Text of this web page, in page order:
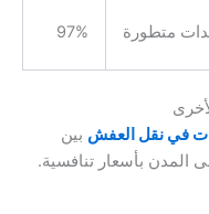
متطورة 97%
في نقل العفش بين
المدن بأسعار تنافسية.